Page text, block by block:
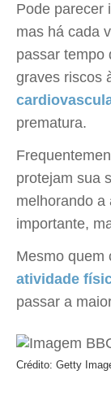
Pode
mas há cada
passar tempo
graves riscos
prematura.
protejam sua
melhorando a
importante,
Mesmo quem
atividade
passar a
Crédito: Getty